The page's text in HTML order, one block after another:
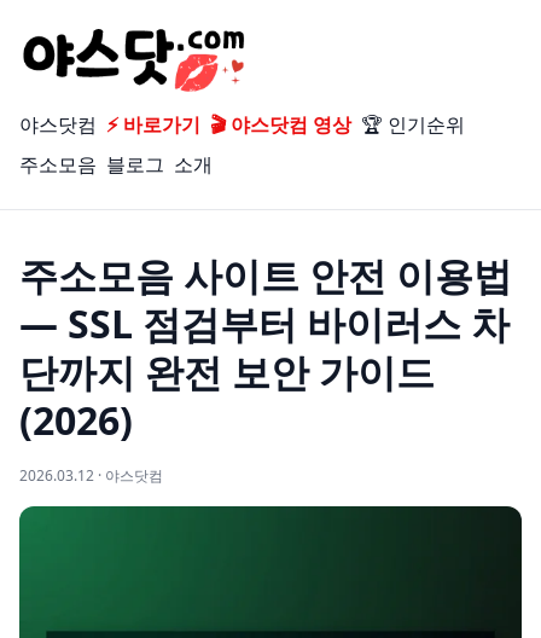
야스닷컴 ⚡ 바로가기 🎬 야스닷컴 영상 🏆 인기순위
주소모음 블로그 소개
주소모음 사이트 안전 이용법
— SSL 점검부터 바이러스 차
단까지 완전 보안 가이드
(2026)
2026.03.12 · 야스닷컴